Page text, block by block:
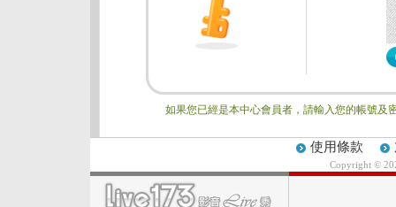
如果您已經是本中心會員者，請輸入您的帳號及
使用條款
Copyright ©